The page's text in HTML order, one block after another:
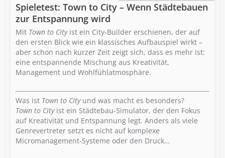
Spieletest: Town to City – Wenn Städtebauen
zur Entspannung wird
Mit Town to Cityist ein City-Builder erschienen, der auf
den ersten Blick wie ein klassisches Aufbauspiel wirkt –
aber schon nach kurzer Zeit zeigt sich, dass es mehr ist:
eine entspannende Mischung aus Kreativität,
Management und Wohlfühlatmosphäre.
Was ist Town to Cityund was macht es besonders?
Town to Cityist ein Städtebau-Simulator, der den Fokus
auf Kreativität und Entspannung legt. Anders als viele
Genrevertreter setzt es nicht auf komplexe
Micromanagement-Systeme oder den Druck…